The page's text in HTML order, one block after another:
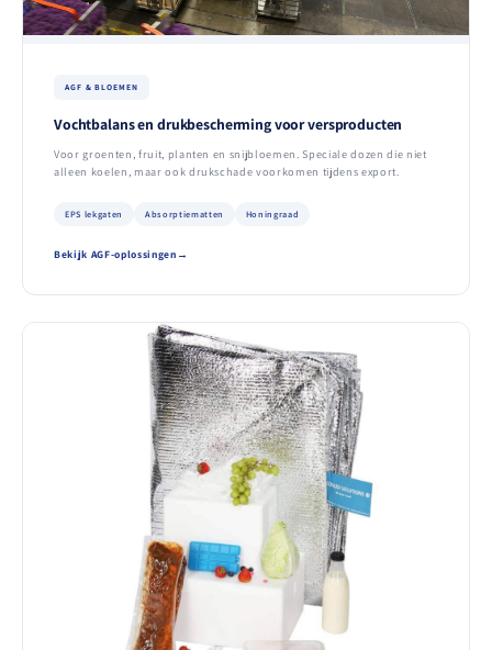
AGF & BLOEMEN
Vochtbalans en drukbescherming voor versproducten
Voor groenten, fruit, planten en snijbloemen. Speciale dozen die niet
alleen koelen, maar ook drukschade voorkomen tijdens export.
EPS lekgaten Absorptiematten Honingraad
Bekijk AGF-oplossingen